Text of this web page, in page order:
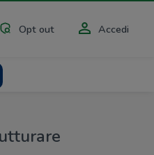
Opt out Accedi